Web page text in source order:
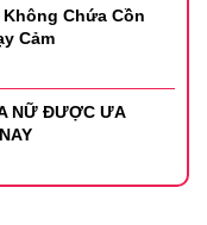
Chứa Cồn
Cảm
NỮ ĐƯỢC ƯA